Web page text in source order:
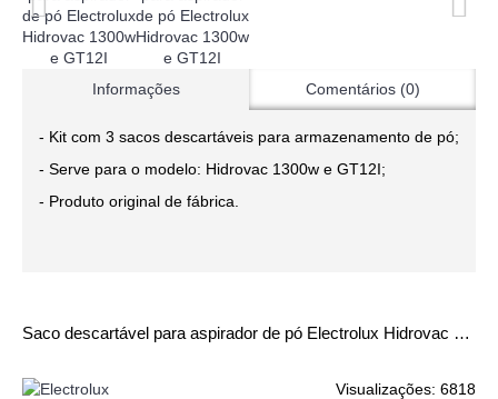
Informações Comentários (0)
- Kit com 3 sacos descartáveis para armazenamento de pó;
- Serve para o modelo: Hidrovac 1300w e GT12I;
- Produto original de fábrica.
Saco descartável para aspirador de pó Electrolux Hidrovac 1300w e GT12I
Visualizações: 6818